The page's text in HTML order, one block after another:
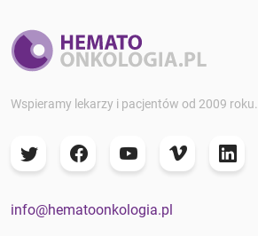
Wspieramy lekarzy i pacjentów od 2009 roku.
info@hematoonkologia.pl